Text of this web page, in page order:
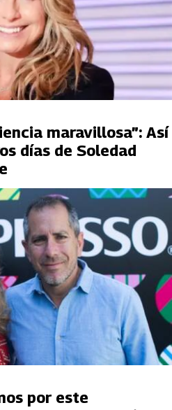
maravillosa”: Así
días de Soledad
por este